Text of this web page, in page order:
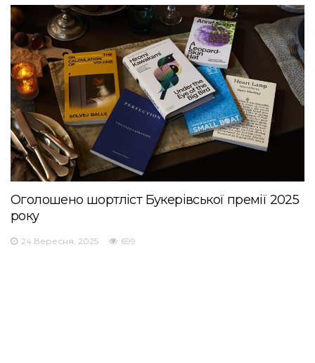
Оголошено шортліст Букерівської премії 2025
року
24 Вересня, 2025 699